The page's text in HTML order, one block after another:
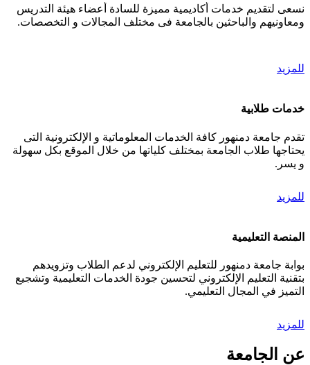
نسعى لتقديم خدمات أكاديمية مميزة للسادة أعضاء هيئة التدريس
ومعاونيهم والباحثين بالجامعة فى مختلف المجالات و التخصصات.
للمزيد
خدمات طلابية
تقدم جامعة دمنهور كافة الخدمات المعلوماتية و الإلكترونية التى
يحتاجها طلاب الجامعة بمختلف كلياتها من خلال الموقع بكل سهولة
و يسر.
للمزيد
المنصة التعليمية
بوابة جامعة دمنهور للتعليم الإلكتروني لدعم الطلاب وتزويدهم
بتقنية التعليم الإلكتروني لتحسين جودة الخدمات التعليمية وتشجيع
التميز في المجال التعليمي.
للمزيد
عن الجامعة